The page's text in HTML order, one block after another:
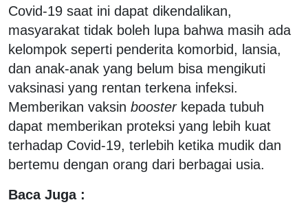
Covid-19 saat ini dapat dikendalikan,
masyarakat tidak boleh lupa bahwa masih ada
kelompok seperti penderita komorbid, lansia,
dan anak-anak yang belum bisa mengikuti
vaksinasi yang rentan terkena infeksi.
Memberikan vaksin boosterkepada tubuh
dapat memberikan proteksi yang lebih kuat
terhadap Covid-19, terlebih ketika mudik dan
bertemu dengan orang dari berbagai usia.
Baca Juga :